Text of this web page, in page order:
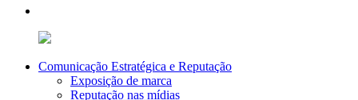
Comunicação Estratégica e Reputação
Exposição de marca
Reputação nas mídias